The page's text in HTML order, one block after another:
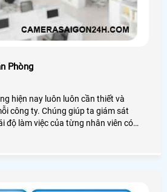
Phòng
hiện nay luôn luôn cần thiết và
công ty. Chúng giúp ta giám sát
độ làm việc của từng nhân viên có